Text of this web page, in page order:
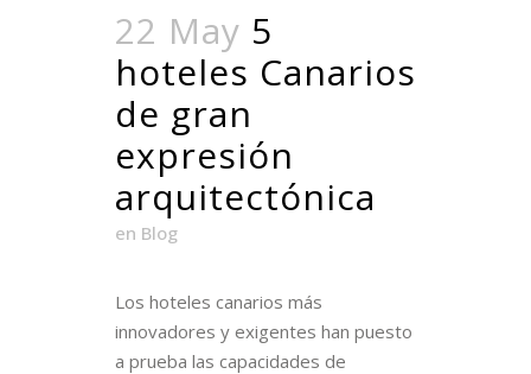
22 May 5
hoteles Canarios
de gran
expresión
arquitectónica
en Blog
Los hoteles canarios más
innovadores y exigentes han puesto
a prueba las capacidades de